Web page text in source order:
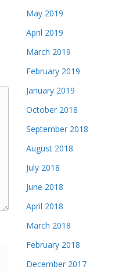
May 2019
April 2019
March 2019
February 2019
January 2019
October 2018
September 2018
August 2018
July 2018
June 2018
April 2018
March 2018
February 2018
December 2017